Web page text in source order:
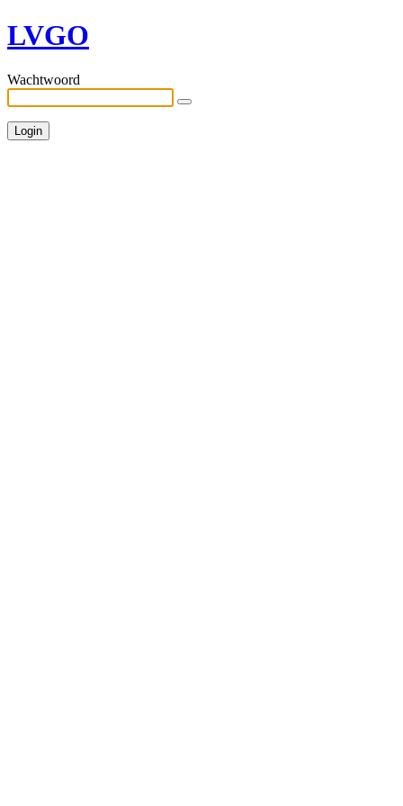
LVGO
Wachtwoord